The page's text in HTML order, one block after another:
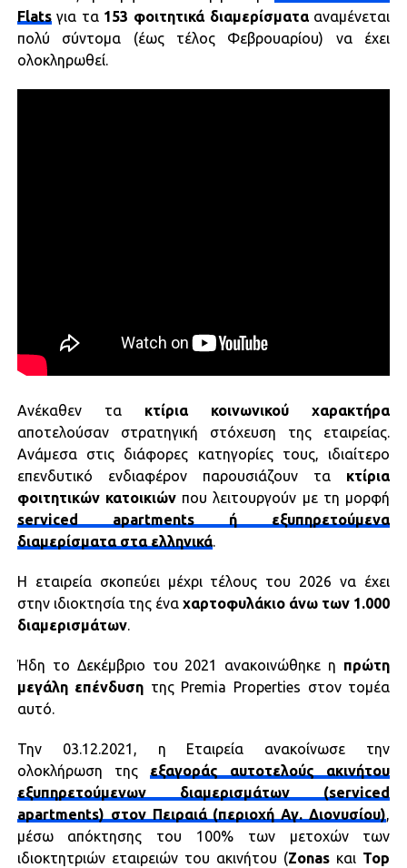
Flatsγια τα 153 φοιτητικά διαμερίσματααναμένεται
πολύ σύντομα (έως τέλος Φεβρουαρίου) να έχει
ολοκληρωθεί.
Ανέκαθεν τα κτίρια κοινωνικού χαρακτήρα
αποτελούσαν στρατηγική στόχευση της εταιρείας.
Ανάμεσα στις διάφορες κατηγορίες τους, ιδιαίτερο
επενδυτικό ενδιαφέρον παρουσιάζουν τα κτίρια
φοιτητικών κατοικιώνπου λειτουργούν με τη μορφή
serviced apartments ή εξυπηρετούμενα
διαμερίσματα στα ελληνικά.
Η εταιρεία σκοπεύει μέχρι τέλους του 2026 να έχει
στην ιδιοκτησία της έναχαρτοφυλάκιο άνω των 1.000
διαμερισμάτων.
Ήδη το Δεκέμβριο του 2021 ανακοινώθηκε η πρώτη
μεγάλη επένδυση της Premia Properties στον τομέα
αυτό.
Την 03.12.2021, η Εταιρεία ανακοίνωσε την
ολοκλήρωση της εξαγοράς αυτοτελούς ακινήτου
εξυπηρετούμενων διαμερισμάτων (serviced
apartments) στον Πειραιά (περιοχή Αγ. Διονυσίου),
μέσω απόκτησης του 100% των μετοχών των
ιδιοκτητριών εταιρειών του ακινήτου (Zonas και Top